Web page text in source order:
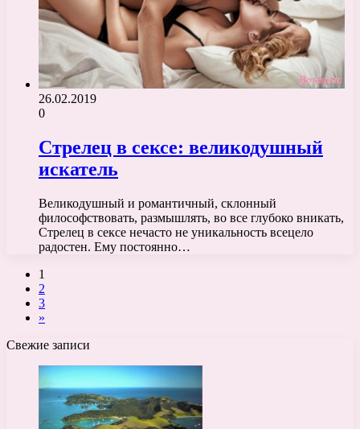
26.02.2019
0
Стрелец в сексе: великодушный
искатель
Великодушный и романтичный, склонный
философствовать, размышлять, во все глубоко вникать,
Стрелец в сексе нечасто не уникальность всецело
радостен. Ему постоянно…
1
2
3
»
Свежие записи